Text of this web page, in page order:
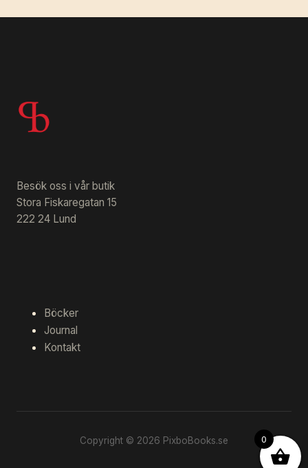
Besök oss i vår butik
Stora Fiskaregatan 15
222 24 Lund
Böcker
Journal
Kontakt
Copyright © 2026 PixboBooks.se 0